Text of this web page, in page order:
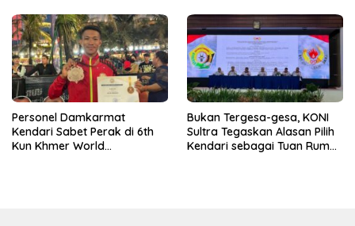
Personel Damkarmat
Kendari Sabet Perak di 6th
Kun Khmer World
Bukan Tergesa-gesa, KONI
Sultra Tegaskan Alasan Pilih
Kendari sebagai Tuan Rumah